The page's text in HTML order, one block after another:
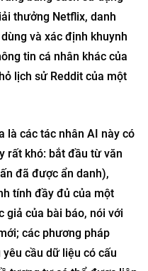
thưởng Netflix, danh
và xác định khuynh
tin cá nhân khác của
lịch sử Reddit của một
là các tác nhân AI này có
rất khó: bắt đầu từ văn
đã được ẩn danh),
tính đầy đủ của một
giả của bài báo, nói với
các phương pháp
cầu dữ liệu có cấu